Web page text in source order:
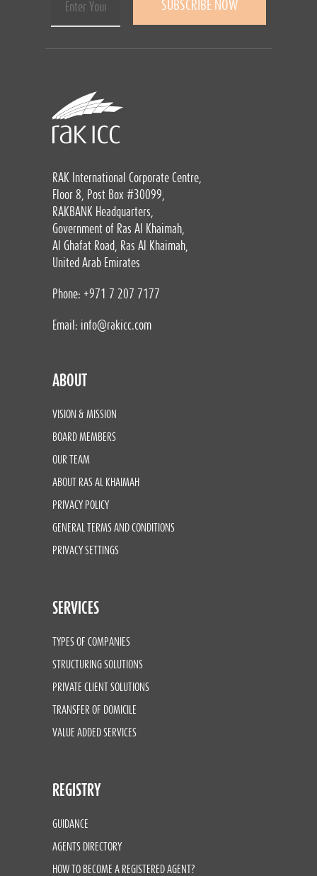
RAK International Corporate Centre,
Floor 8, Post Box #30099,
RAKBANK Headquarters,
Government of Ras Al Khaimah,
Al Ghafat Road, Ras Al Khaimah,
United Arab Emirates
Phone: +971 7 207 7177
Email: info@rakicc.com
ABOUT
VISION & MISSION
BOARD MEMBERS
OUR TEAM
ABOUT RAS AL KHAIMAH
PRIVACY POLICY
GENERAL TERMS AND CONDITIONS
PRIVACY SETTINGS
SERVICES
TYPES OF COMPANIES
STRUCTURING SOLUTIONS
PRIVATE CLIENT SOLUTIONS
TRANSFER OF DOMICILE
VALUE ADDED SERVICES
REGISTRY
GUIDANCE
AGENTS DIRECTORY
HOW TO BECOME A REGISTERED AGENT?